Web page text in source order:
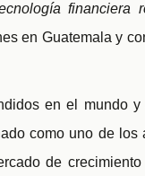
financiera
en Guatemala y
en el mundo
como uno de
de